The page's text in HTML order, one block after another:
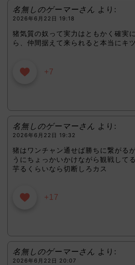
名無しのゲーマーさん より:
2026年6月22日 19:18
猪気質の奴って実力はともかく確実
ら、仲間据えて来られると本当にキツ
+7
名無しのゲーマーさん より:
2026年6月22日 19:32
猪はワンチャン通せば勝ちに繋がる
うにちょっかいかけながら観戦して
芋るくらいなら切断しろカス
+17
名無しのゲーマーさん より:
2026年6月22日 20:07